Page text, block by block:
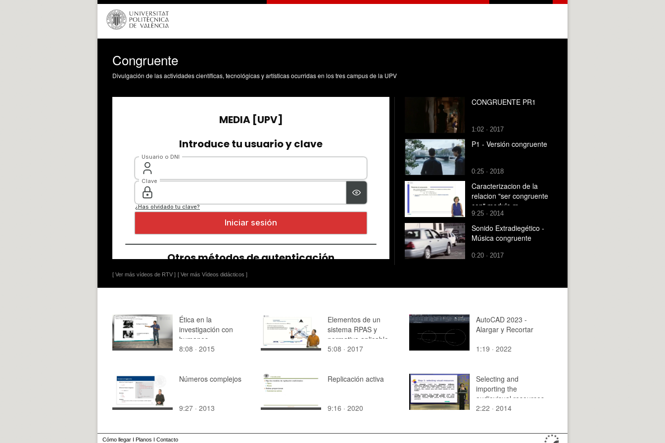
Congruente
Divulgación de las actividades científicas, tecnológicas y artísticas ocurridas en los tres campus de la UPV
[ Ver más vídeos de RTV ] [ Ver más Vídeos didácticos ]
CONGRUENTE PR1
1:02 · 2017
P1 - Versión congruente
0:25 · 2018
Caracterizacion de la
relacion "ser congruente
con" modulo m
9:25 · 2014
Sonido Extradiegético -
Música congruente
0:20 · 2017
Ética en la
investigación con
humanos
8:08 · 2015
Elementos de un
sistema RPAS y
normativa aplicable
5:08 · 2017
AutoCAD 2023 -
Alargar y Recortar
1:19 · 2022
Números complejos
9:27 · 2013
Replicación activa
9:16 · 2020
Selecting and
importing the
audiovisual resources
for the digital story
2:22 · 2014
Cómo llegar I Planos I Contacto